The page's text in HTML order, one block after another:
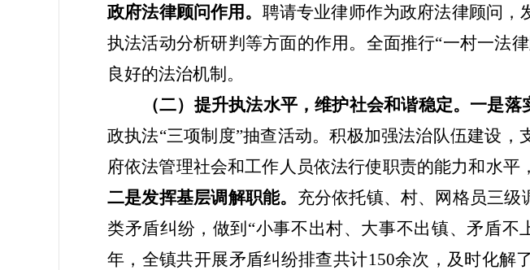
政府法律顾问作用。 聘请专业律师作为政府法律顾问，
执法活动分析研判等方面的作用。全面推行“一村一法
良好的法治机制。
（二）提升执法水平，维护社会和谐稳定。 一是落
政执法“三项制度”抽查活动。积极加强法治队伍建设
府依法管理社会和工作人员依法行使职责的能力和水
二是发挥基层调解职能。 充分依托镇、村、网格员三级
类矛盾纠纷，做到“小事不出村、大事不出镇、矛盾
年，全镇共开展矛盾纠纷排查共计150余次，及时化解